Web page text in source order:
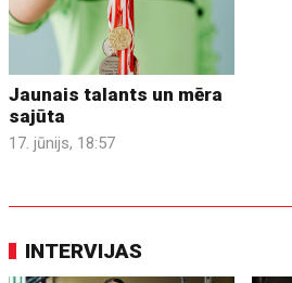
Jaunais talants un mēra
sajūta
17. jūnijs, 18:57
INTERVIJAS